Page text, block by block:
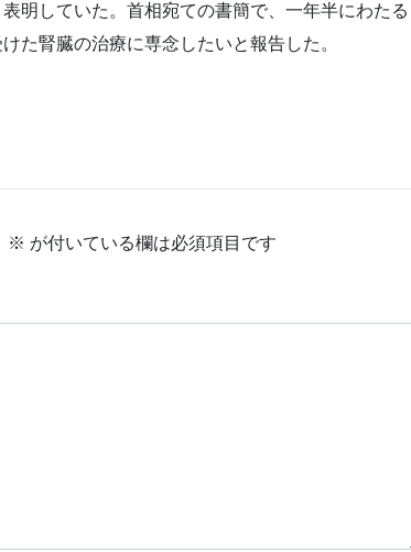
明していた。首相宛ての書簡で、一年半にわたる
た腎臓の治療に専念したいと報告した。
※ が付いている欄は必須項目です